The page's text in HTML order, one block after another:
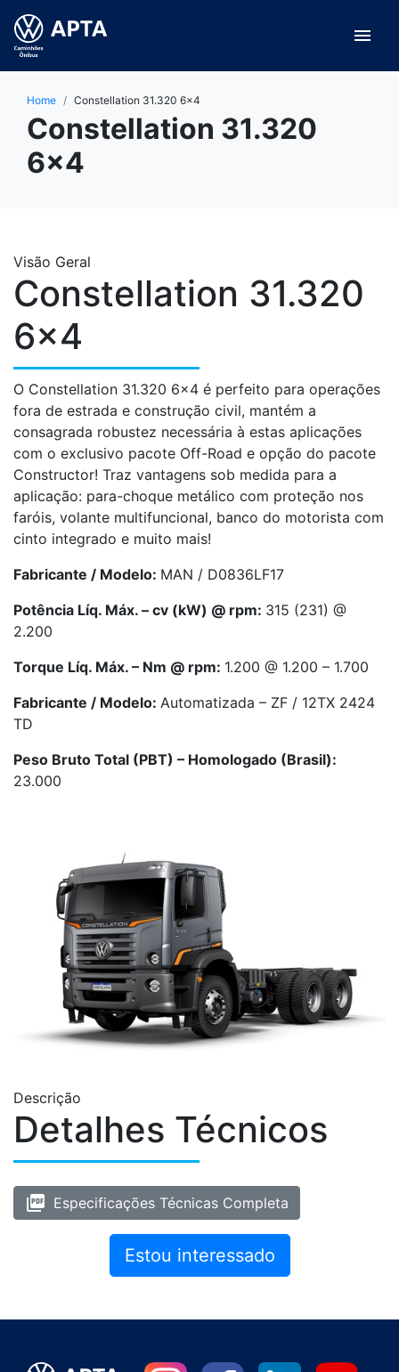
menu
Home Constellation 31.320 6×4
Constellation 31.320
6×4
Visão Geral
Constellation 31.320
6×4
O Constellation 31.320 6×4 é perfeito para operações
fora de estrada e construção civil, mantém a
consagrada robustez necessária à estas aplicações
com o exclusivo pacote Off-Road e opção do pacote
Constructor! Traz vantagens sob medida para a
aplicação: para-choque metálico com proteção nos
faróis, volante multifuncional, banco do motorista com
cinto integrado e muito mais!
Fabricante / Modelo: MAN / D0836LF17
Potência Líq. Máx. – cv (kW) @ rpm: 315 (231) @
2.200
Torque Líq. Máx. – Nm @ rpm: 1.200 @ 1.200 – 1.700
Fabricante / Modelo: Automatizada – ZF / 12TX 2424
TD
Peso Bruto Total (PBT) – Homologado (Brasil):
23.000
Descrição
Detalhes Técnicos
picture_as_pdf Especificações Técnicas Completa
Estou interessado